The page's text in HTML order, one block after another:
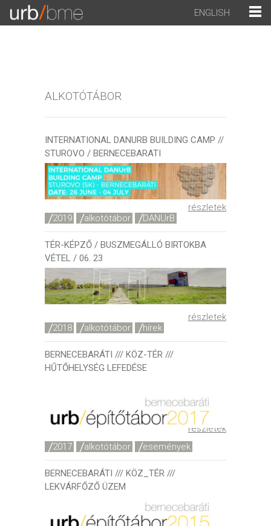
ENGLISH
ALKOTÓTÁBOR
INTERNATIONAL DANURB BUILDING CAMP //
STUROVO / BERNECEBARATI
részletek
2019
alkotótábor DANUrB
TÉR-KÉPZŐ / BUSZMEGÁLLÓ BIRTOKBA
VÉTEL / 06. 23
részletek
2018
alkotótábor hírek
BERNECEBARÁTI /// KÖZ-TÉR ///
HŰTŐHELYSÉG LEFEDÉSE
részletek
2017
alkotótábor események
BERNECEBARÁTI /// KÖZ_TÉR ///
LEKVÁRFŐZŐ ÜZEM